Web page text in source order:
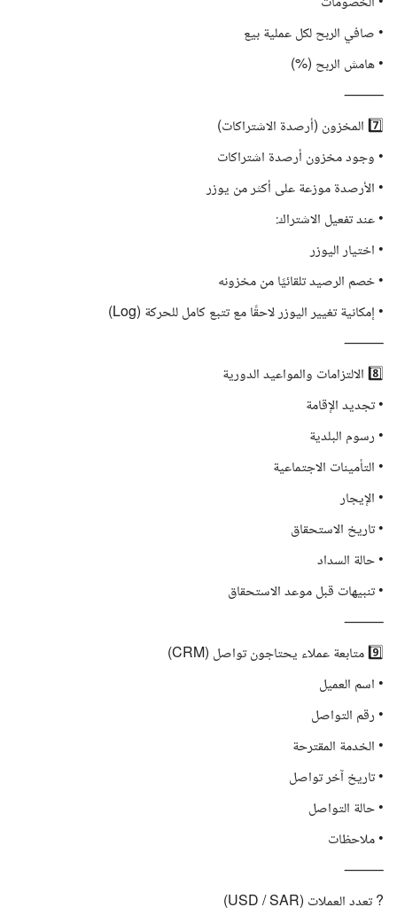
• صافي الربح لكل عملية بيع
• هامش الربح (%)
⸻
7️⃣ المخزون (أرصدة الاشتراكات)
• وجود مخزون أرصدة اشتراكات
• الأرصدة موزعة على أكثر من يوزر
• عند تفعيل الاشتراك:
• اختيار اليوزر
• خصم الرصيد تلقائيًا من مخزونه
• إمكانية تغيير اليوزر لاحقًا مع تتبع كامل للحركة (Log)
⸻
8️⃣ الالتزامات والمواعيد الدورية
• تجديد الإقامة
• رسوم البلدية
• التأمينات الاجتماعية
• الإيجار
• تاريخ الاستحقاق
• حالة السداد
• تنبيهات قبل موعد الاستحقاق
⸻
9️⃣ متابعة عملاء يحتاجون تواصل (CRM)
• اسم العميل
• رقم التواصل
• الخدمة المقترحة
• تاريخ آخر تواصل
• حالة التواصل
• ملاحظات
⸻
? تعدد العملات (USD / SAR)